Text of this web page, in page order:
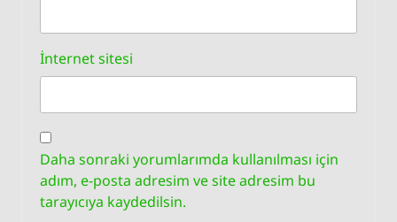
İnternet sitesi
Daha sonraki yorumlarımda kullanılması için
adım, e-posta adresim ve site adresim bu
tarayıcıya kaydedilsin.